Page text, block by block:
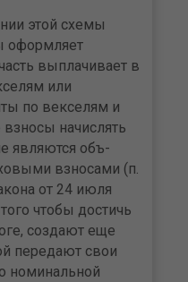
этой схемы
оформляет
выплачивает в
или
по векселям и
начислять
являются объ­
взносами (п.
от 24 июля
чтобы достичь
создают еще
передают свои
номинальной